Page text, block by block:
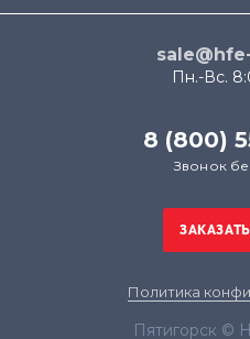
Пн.-Вс.
8 (800)
Звонок
Политика
Пятигорск ©